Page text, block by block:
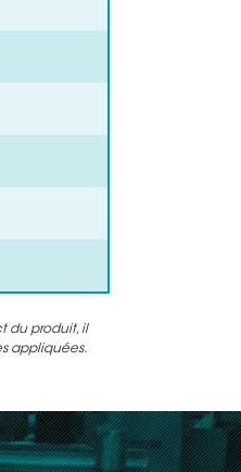
du produit, il
appliquées.